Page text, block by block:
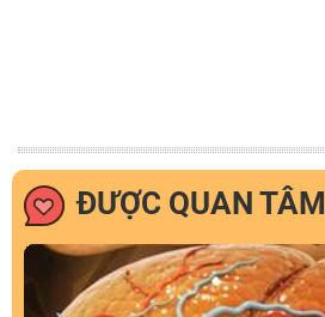
ĐƯỢC QUAN TÂM